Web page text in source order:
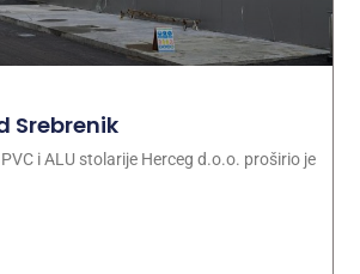
Srebrenik
i ALU stolarije Herceg d.o.o. proširio je